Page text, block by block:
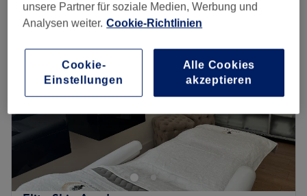
Dienstag
10:00– 19:00
Mittwoch
Freitag
10:00–19:00
Samstag
Geschlossen
Geschlossen
Im Kosmetikstudio von Ayla Gük im Herzen von Düsseldorf
dreht sich alles um Schönheit, Wohlbefinden und innere
Balance. Mit einem besonderen Angebot aus Reiki,
energetischen Behandlungen und wohltuenden
Gesichtsbehandlungen schafft das Studio eine Oase der
unsere Partner für soziale Medien, Werbung und
Analysen weiter. Cookie-Richtlinien
Cookie-
Einstellungen
Alle Cookies
akzeptieren